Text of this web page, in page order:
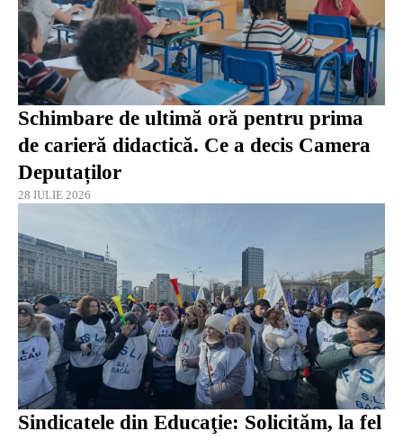
Schimbare de ultimă oră pentru prima
de carieră didactică. Ce a decis Camera
Deputaților
28 IULIE 2026
Sindicatele din Educaţie: Solicităm, la fel